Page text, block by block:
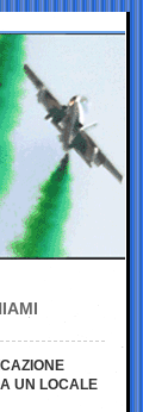
UN LOCALE